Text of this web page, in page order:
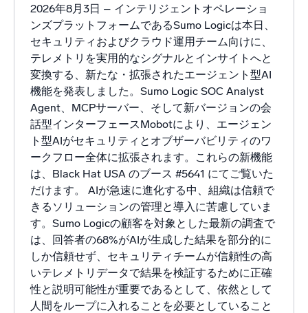
監視とトラブルシューティング
包括的な可視性で検出・解決
強力な統合
信頼され、認定済み
2026年8月3日 – インテリジェントオペレーショ
ンズプラットフォームであるSumo Logicは本日、
セキュリティおよびクラウド運用チーム向けに、
テレメトリを実用的なシグナルとインサイトへと
変換する、新たな・拡張されたエージェント型AI
機能を発表しました。Sumo Logic SOC Analyst
Agent、MCPサーバー、そして新バージョンの会
話型インターフェースMobotにより、エージェン
ト型AIがセキュリティとオブザーバビリティのワ
ークフロー全体に拡張されます。これらの新機能
は、Black Hat USA のブース #5641 にてご覧いた
だけます。 AIが急速に進化する中、組織は信頼で
きるソリューションの管理と導入に苦慮していま
す。Sumo Logicの顧客を対象とした最新の調査で
は、回答者の68%がAIが生成した結果を部分的に
しか信頼せず、セキュリティチームが信頼性の高
いテレメトリデータで結果を検証するために正確
性と説明可能性が重要であるとして、依然として
人間をループに入れることを必要としていること